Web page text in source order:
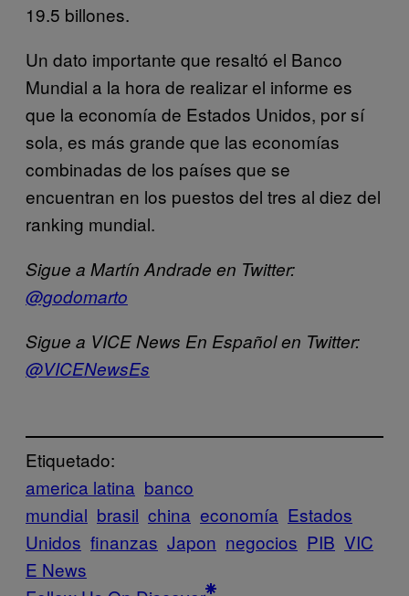
19.5 billones.
Un dato importante que resaltó el Banco
Mundial a la hora de realizar el informe es
que la economía de Estados Unidos, por sí
sola, es más grande que las economías
combinadas de los países que se
encuentran en los puestos del tres al diez del
ranking mundial.
Sigue a Martín Andrade en Twitter:
@godomarto
Sigue a VICE News En Español en Twitter:
@VICENewsEs
Etiquetado:
america latina banco
mundial brasil china economía Estados
Unidos finanzas Japon negocios PIB VIC
E News